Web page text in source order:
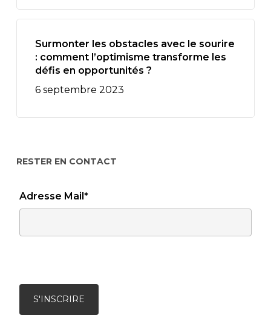
Surmonter les obstacles avec le sourire
: comment l’optimisme transforme les
défis en opportunités ?
6 septembre 2023
RESTER EN CONTACT
Adresse Mail*